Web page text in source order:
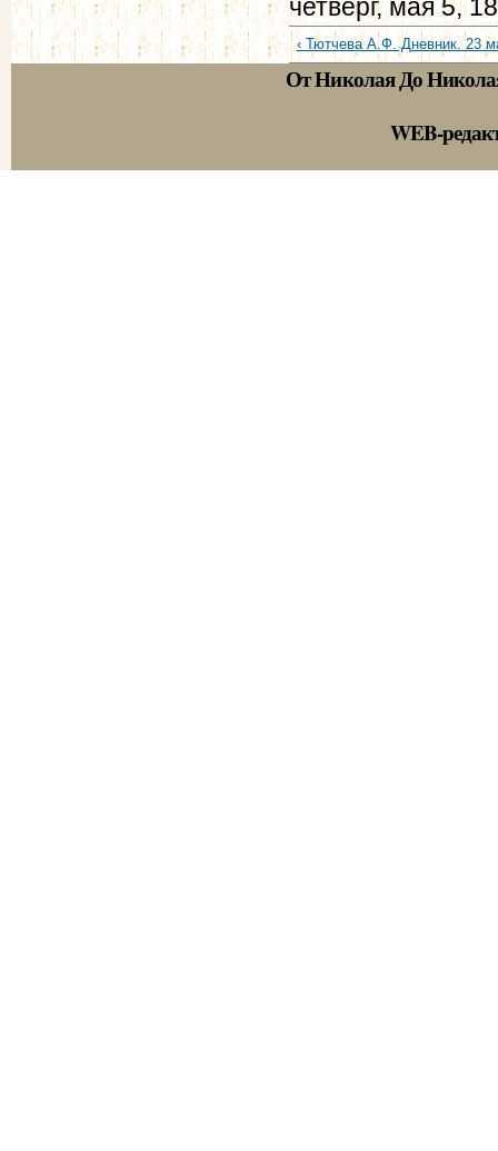
четверг, мая 5,
‹ Тютчева А.Ф. Дневник. 23
От Николая До
WEB-